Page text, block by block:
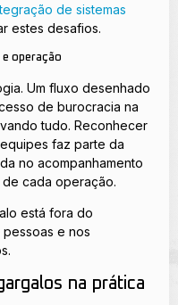
de sistemas
estes desafios.
operação
Um fluxo desenhado
de burocracia na
tudo. Reconhecer
faz parte da
no acompanhamento
cada operação.
está fora do
e nos
na prática